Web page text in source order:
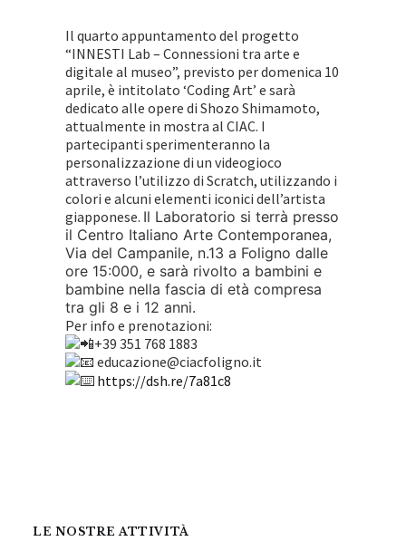
Il quarto appuntamento del progetto
“INNESTI Lab – Connessioni tra arte e
digitale al museo”, previsto per domenica 10
aprile, è intitolato ‘Coding Art’ e sarà
dedicato alle opere di Shozo Shimamoto,
attualmente in mostra al CIAC. I
partecipanti sperimenteranno la
personalizzazione di un videogioco
attraverso l’utilizzo di Scratch, utilizzando i
colori e alcuni elementi iconici dell’artista
giapponese. Il Laboratorio si terrà presso
il Centro Italiano Arte Contemporanea,
Via del Campanile, n.13 a Foligno dalle
ore 15:000, e sarà rivolto a bambini e
bambine nella fascia di età compresa
tra gli 8 e i 12 anni.
Per info e prenotazioni:
+39 351 768 1883
educazione@ciacfoligno.it
https://dsh.re/7a81c8
LE NOSTRE ATTIVITÀ